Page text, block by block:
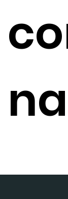
obligatoire
port de jeans et
d’une serviette
au bon endroit
gym ; Il est
adolescent de
sans
identifiés pour